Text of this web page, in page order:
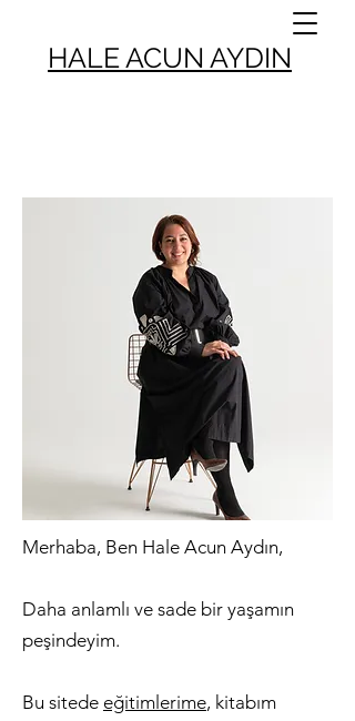
HALE ACUN AYDIN
Merhaba, Ben Hale Acun Aydın,
Daha anlamlı ve sade bir yaşamın
peşindeyim.
Bu sitede eğitimlerime, kitabım